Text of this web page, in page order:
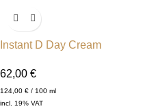
Instant D Day Cream
62,00 €
124,00 € / 100 ml
incl. 19% VAT